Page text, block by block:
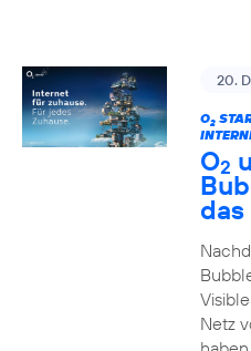
20.
O2
O2
das
Netz